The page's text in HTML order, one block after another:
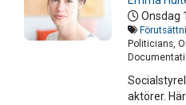
Onsdag
Politicians,
aktörer.